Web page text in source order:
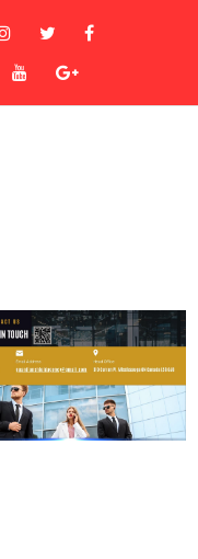
Facebook
Twitter
Goole+